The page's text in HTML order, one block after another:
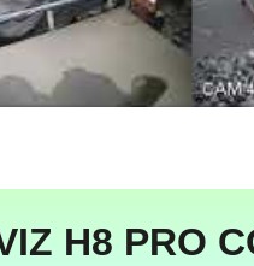
H8 PRO